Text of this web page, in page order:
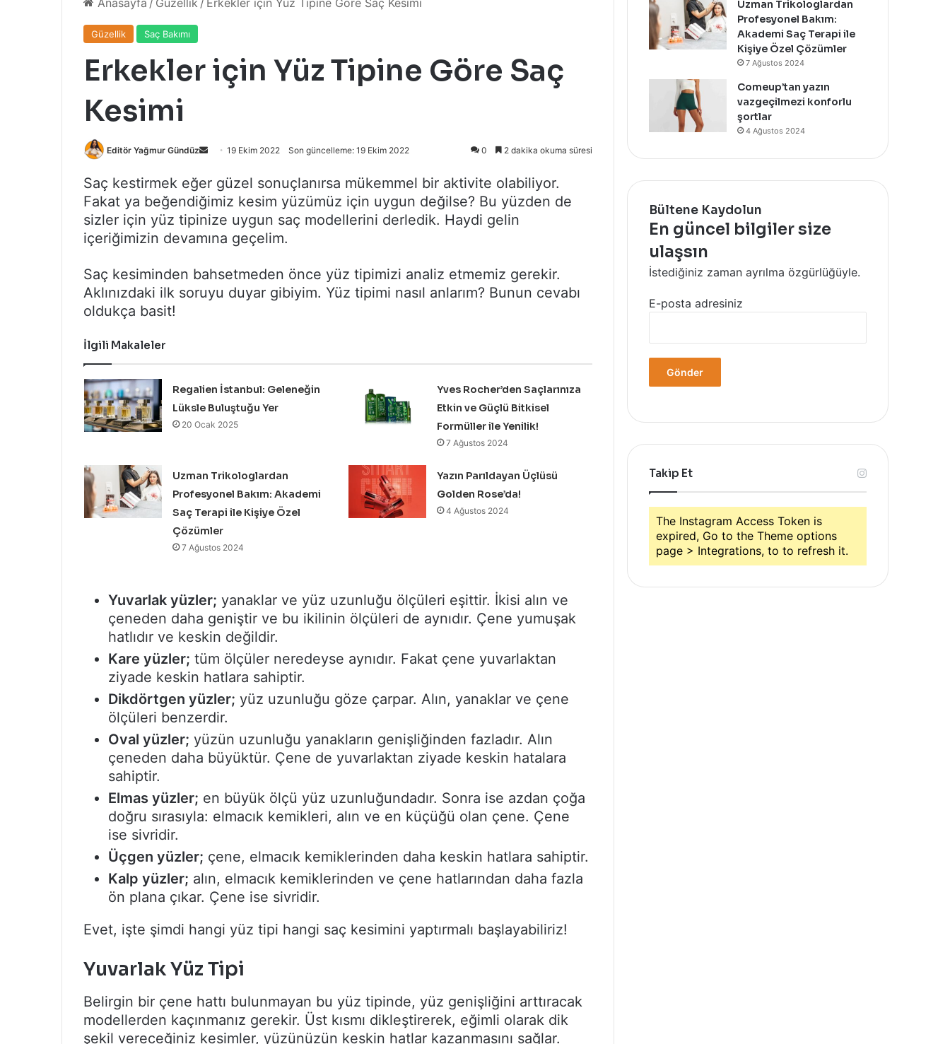
Güzellik Saç Bakımı
Erkekler için Yüz Tipine Göre Saç
Kesimi
Editör Yağmur Gündüz
Bir
posta
göndermek
19 Ekim 2022 Son güncelleme: 19 Ekim 2022 0 2 dakika okuma süresi
Saç kestirmek eğer güzel sonuçlanırsa mükemmel bir aktivite olabiliyor.
Fakat ya beğendiğimiz kesim yüzümüz için uygun değilse? Bu yüzden de
sizler için yüz tipinize uygun saç modellerini derledik. Haydi gelin
içeriğimizin devamına geçelim.
Saç kesiminden bahsetmeden önce yüz tipimizi analiz etmemiz gerekir.
Aklınızdaki ilk soruyu duyar gibiyim. Yüz tipimi nasıl anlarım? Bunun cevabı
oldukça basit!
İlgili Makaleler
Regalien İstanbul: Geleneğin
Lüksle Buluştuğu Yer
20 Ocak 2025
Yves Rocher’den Saçlarınıza
Etkin ve Güçlü Bitkisel
Formüller ile Yenilik!
7 Ağustos 2024
Uzman Trikologlardan
Profesyonel Bakım: Akademi
Saç Terapi ile Kişiye Özel
Çözümler
7 Ağustos 2024
Yazın Parıldayan Üçlüsü
Golden Rose’da!
4 Ağustos 2024
Yuvarlak yüzler; yanaklar ve yüz uzunluğu ölçüleri eşittir. İkisi alın ve
çeneden daha geniştir ve bu ikilinin ölçüleri de aynıdır. Çene yumuşak
hatlıdır ve keskin değildir.
Kare yüzler; tüm ölçüler neredeyse aynıdır. Fakat çene yuvarlaktan
ziyade keskin hatlara sahiptir.
Dikdörtgen yüzler; yüz uzunluğu göze çarpar. Alın, yanaklar ve çene
ölçüleri benzerdir.
Oval yüzler; yüzün uzunluğu yanakların genişliğinden fazladır. Alın
çeneden daha büyüktür. Çene de yuvarlaktan ziyade keskin hatalara
sahiptir.
Elmas yüzler; en büyük ölçü yüz uzunluğundadır. Sonra ise azdan çoğa
doğru sırasıyla: elmacık kemikleri, alın ve en küçüğü olan çene. Çene
ise sivridir.
Üçgen yüzler; çene, elmacık kemiklerinden daha keskin hatlara sahiptir.
Kalp yüzler; alın, elmacık kemiklerinden ve çene hatlarından daha fazla
ön plana çıkar. Çene ise sivridir.
Evet, işte şimdi hangi yüz tipi hangi saç kesimini yaptırmalı başlayabiliriz!
Yuvarlak Yüz Tipi
Belirgin bir çene hattı bulunmayan bu yüz tipinde, yüz genişliğini arttıracak
modellerden kaçınmanız gerekir. Üst kısmı dikleştirerek, eğimli olarak dik
şekil vereceğiniz kesimler, yüzünüzün keskin hatlar kazanmasını sağlar.
Uzman Trikologlardan
Profesyonel Bakım:
Akademi Saç Terapi ile
Kişiye Özel Çözümler
7 Ağustos 2024
Comeup’tan yazın
vazgeçilmezi konforlu
şortlar
4 Ağustos 2024
Bültene Kaydolun
En güncel bilgiler size
ulaşsın
İstediğiniz zaman ayrılma özgürlüğüyle.
E-posta adresiniz
Takip Et
The Instagram Access Token is
expired, Go to the Theme options
page > Integrations, to to refresh it.